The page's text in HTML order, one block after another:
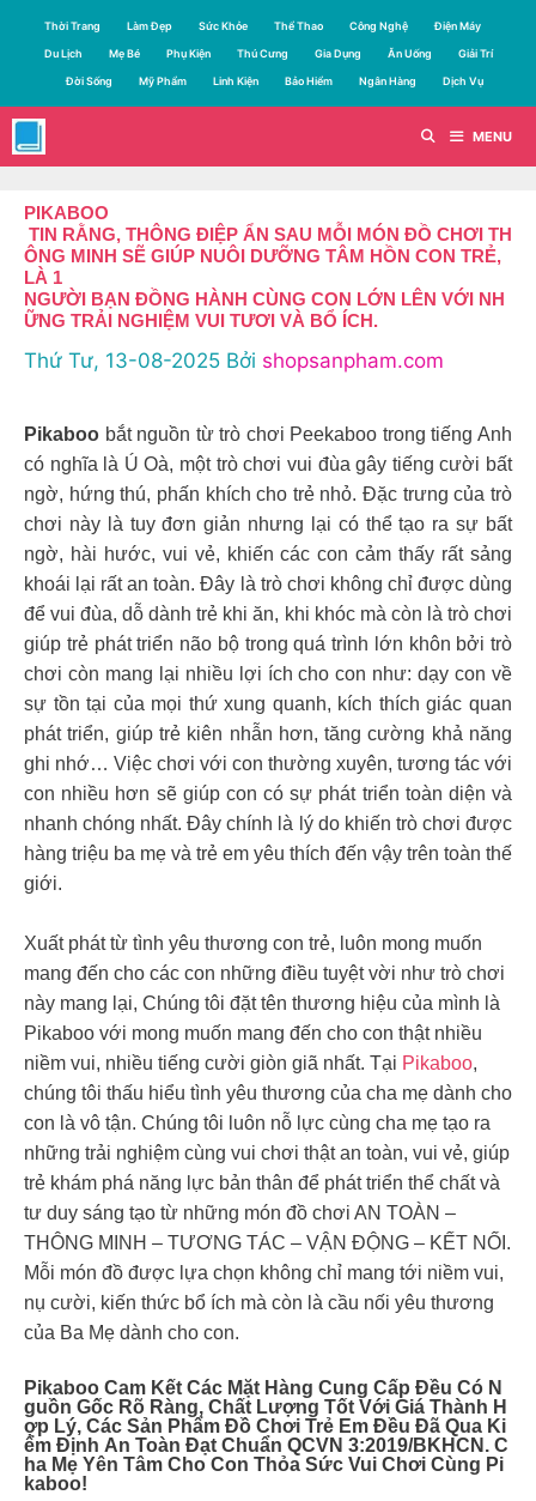
dung
Thời Trang Làm Đẹp Sức Khỏe Thể Thao Công Nghệ Điện Máy
Du Lịch Mẹ Bé Phụ Kiện Thú Cưng Gia Dụng Ăn Uống Giải Trí
Đời Sống Mỹ Phẩm Linh Kiện Bảo Hiểm Ngân Hàng Dịch Vụ
MENU
PIKABOO
TIN RẰNG, THÔNG ĐIỆP ẨN SAU MỖI MÓN ĐỒ CHƠI TH
ÔNG MINH SẼ GIÚP NUÔI DƯỠNG TÂM HỒN CON TRẺ,
LÀ 1
NGƯỜI BẠN ĐỒNG HÀNH CÙNG CON LỚN LÊN VỚI NH
ỮNG TRẢI NGHIỆM VUI TƯƠI VÀ BỔ ÍCH.
Thứ Tư, 13-08-2025 Bởi shopsanpham.com
Pikaboo bắt nguồn từ trò chơi Peekaboo trong tiếng Anh
có nghĩa là Ú Oà, một trò chơi vui đùa gây tiếng cười bất
ngờ, hứng thú, phấn khích cho trẻ nhỏ. Đặc trưng của trò
chơi này là tuy đơn giản nhưng lại có thể tạo ra sự bất
ngờ, hài hước, vui vẻ, khiến các con cảm thấy rất sảng
khoái lại rất an toàn. Đây là trò chơi không chỉ được dùng
để vui đùa, dỗ dành trẻ khi ăn, khi khóc mà còn là trò chơi
giúp trẻ phát triển não bộ trong quá trình lớn khôn bởi trò
chơi còn mang lại nhiều lợi ích cho con như: dạy con về
sự tồn tại của mọi thứ xung quanh, kích thích giác quan
phát triển, giúp trẻ kiên nhẫn hơn, tăng cường khả năng
ghi nhớ… Việc chơi với con thường xuyên, tương tác với
con nhiều hơn sẽ giúp con có sự phát triển toàn diện và
nhanh chóng nhất. Đây chính là lý do khiến trò chơi được
hàng triệu ba mẹ và trẻ em yêu thích đến vậy trên toàn thế
giới.
Xuất phát từ tình yêu thương con trẻ, luôn mong muốn
mang đến cho các con những điều tuyệt vời như trò chơi
này mang lại, Chúng tôi đặt tên thương hiệu của mình là
Pikaboo với mong muốn mang đến cho con thật nhiều
niềm vui, nhiều tiếng cười giòn giã nhất. Tại Pikaboo,
chúng tôi thấu hiểu tình yêu thương của cha mẹ dành cho
con là vô tận. Chúng tôi luôn nỗ lực cùng cha mẹ tạo ra
những trải nghiệm cùng vui chơi thật an toàn, vui vẻ, giúp
trẻ khám phá năng lực bản thân để phát triển thể chất và
tư duy sáng tạo từ những món đồ chơi AN TOÀN –
THÔNG MINH – TƯƠNG TÁC – VẬN ĐỘNG – KẾT NỐI.
Mỗi món đồ được lựa chọn không chỉ mang tới niềm vui,
nụ cười, kiến thức bổ ích mà còn là cầu nối yêu thương
của Ba Mẹ dành cho con.
Pikaboo Cam Kết Các Mặt Hàng Cung Cấp Đều Có N
Guồn Gốc Rõ Ràng, Chất Lượng Tốt Với Giá Thành H
Ợp Lý, Các Sản Phẩm Đồ Chơi Trẻ Em Đều Đã Qua Ki
Ểm Định An Toàn Đạt Chuẩn QCVN 3:2019/BKHCN. C
Ha Mẹ Yên Tâm Cho Con Thỏa Sức Vui Chơi Cùng Pi
Kaboo!